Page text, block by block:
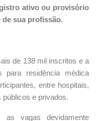
ativo ou provisório
sua profissão.
de 138 mil inscritos e a
residência médica
entre hospitais,
e privados.
as vagas devidamente